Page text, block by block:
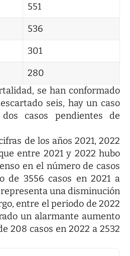
551
536
301
280
se han conformado
seis, hay un caso
casos pendientes de
de los años 2021, 2022
entre 2021 y 2022 hubo
en el número de casos
de 3556 casos en 2021 a
una disminución
entre el periodo de 2022
un alarmante aumento
208 casos en 2022 a 2532